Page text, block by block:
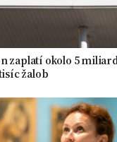
zaplatí okolo 5
žalob